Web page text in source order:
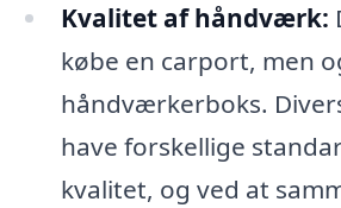
Kvalitet af håndværk:
købe en carport, men
håndværkerboks.
have forskellige
kvalitet, og ved at